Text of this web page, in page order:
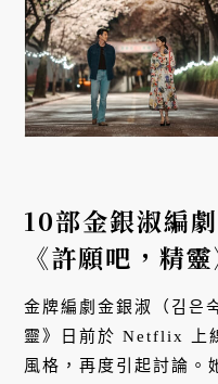
10部金銀淑編
《許願吧，精
人》到《黑暗
金牌編劇金銀淑（김은
靈》日前於 Netflix 上
風格，再度引起討論。